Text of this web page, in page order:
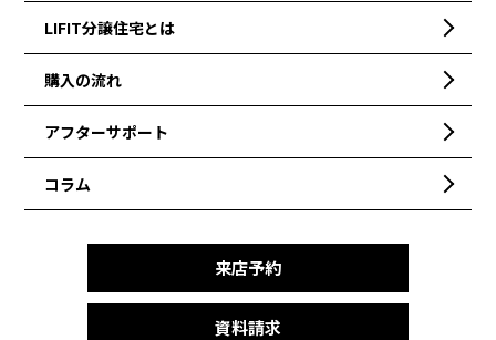
LIFIT分譲住宅とは
購入の流れ
アフターサポート
コラム
来店予約
資料請求